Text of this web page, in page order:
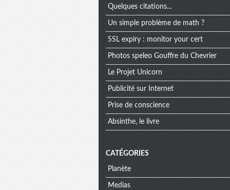
Quelques citations...
Un simple problème de math ?
SSL expiry : monitor your cert
Photos speleo Gouffre du Chevrier
Le Projet Unicorn
Publicité sur Internet
Prise de conscience
Absinthe, le livre
CATÉGORIES
Planète
Medias